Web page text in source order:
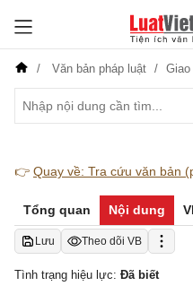
Văn bản pháp luật Giao
👉 Quay về: Tra cứu văn bản
Tổng quan Nội dung
Lưu Theo dõi VB
Tình trạng hiệu lực: Đã biết